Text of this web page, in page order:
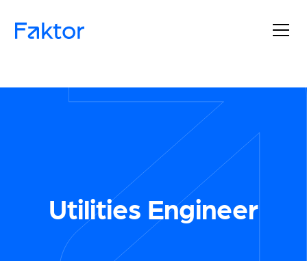
Utilities Engineer